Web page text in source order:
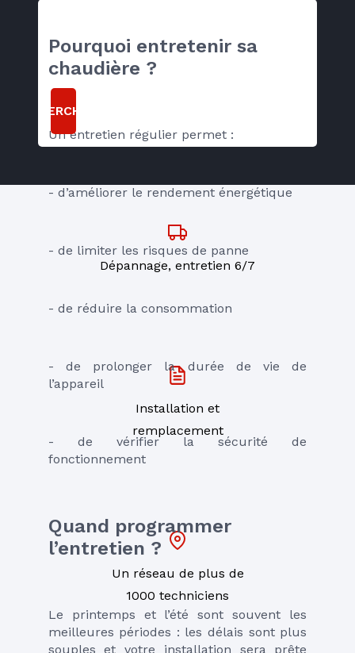
Pourquoi entretenir sa
chaudière ?
Un entretien régulier permet :
- d’améliorer le rendement énergétique
- de limiter les risques de panne
- de réduire la consommation
- de prolonger la durée de vie de
l’appareil
- de vérifier la sécurité de
fonctionnement
Quand programmer
l’entretien ?
Le printemps et l’été sont souvent les
meilleures périodes : les délais sont plus
souples et votre installation sera prête
RECHERCHER
Dépannage, entretien 6/7
Installation et
remplacement
Un réseau de plus de
1000 techniciens